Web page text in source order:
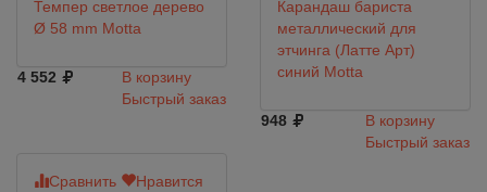
Темпер светлое дерево
Ø 58 mm Motta
4 552
В корзину
Быстрый заказ
Карандаш бариста
металлический для
этчинга (Латте Арт)
синий Motta
948
В корзину
Быстрый заказ
Сравнить Нравится